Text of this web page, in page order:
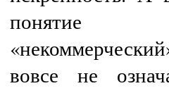
понятие
вовсе не